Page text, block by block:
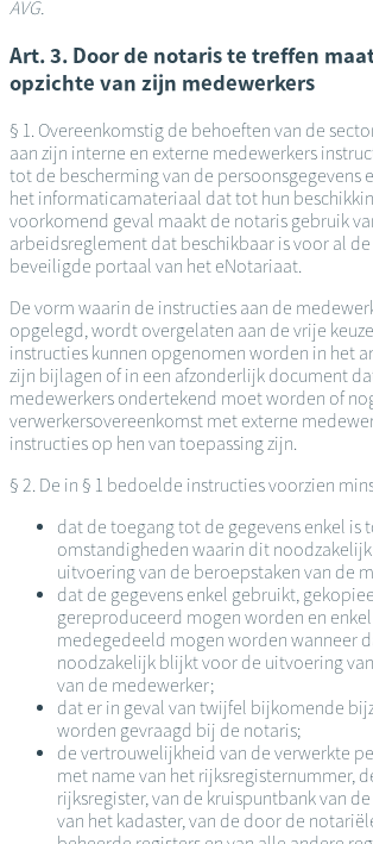
AVG.
Art. 3. Door de notaris te treffen
opzichte van zijn medewerkers
§ 1. Overeenkomstig de behoeften van de
aan zijn interne en externe medewerkers
tot de bescherming van de persoonsgegevens
het informaticamateriaal dat tot hun
voorkomend geval maakt de notaris gebruik
arbeidsreglement dat beschikbaar is voor al
beveiligde portaal van het eNotariaat.
De vorm waarin de instructies aan de
opgelegd, wordt overgelaten aan de vrije
instructies kunnen opgenomen worden in het
zijn bijlagen of in een afzonderlijk document
medewerkers ondertekend moet worden of
verwerkersovereenkomst met externe
instructies op hen van toepassing zijn.
§ 2. De in § 1 bedoelde instructies voorzien
dat de toegang tot de gegevens enkel is
omstandigheden waarin dit
uitvoering van de beroepstaken van de
dat de gegevens enkel gebruikt,
gereproduceerd mogen worden en
medegedeeld mogen worden wanneer
noodzakelijk blijkt voor de uitvoering
van de medewerker;
dat er in geval van twijfel bijkomende
worden gevraagd bij de notaris;
de vertrouwelijkheid van de verwerkte
met name van het rijksregisternummer,
rijksregister, van de kruispuntbank van
van het kadaster, van de door de